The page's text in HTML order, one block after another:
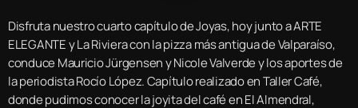
Disfruta nuestro cuarto capítulo de Joyas, hoy junto a ARTE
ELEGANTE y La Riviera con la pizza más antigua de Valparaíso,
conduce Mauricio Jürgensen y Nicole Valverde y los aportes de
la periodista Rocío López. Capítulo realizado en Taller Café,
donde pudimos conocer la joyita del café en El Almendral,